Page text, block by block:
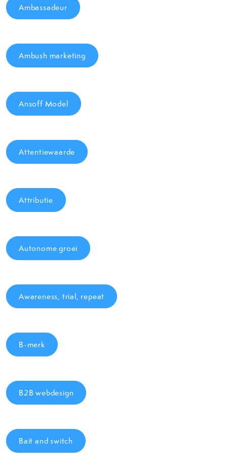
Ambassadeur
Ambush marketing
Ansoff Model
Attentiewaarde
Attributie
Autonome groei
Awareness, trial, repeat
B-merk
B2B webdesign
Bait and switch